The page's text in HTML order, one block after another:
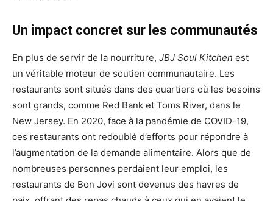
Un impact concret sur les communautés
En plus de servir de la nourriture, JBJ Soul Kitchen est
un véritable moteur de soutien communautaire. Les
restaurants sont situés dans des quartiers où les besoins
sont grands, comme Red Bank et Toms River, dans le
New Jersey. En 2020, face à la pandémie de COVID-19,
ces restaurants ont redoublé d’efforts pour répondre à
l’augmentation de la demande alimentaire. Alors que de
nombreuses personnes perdaient leur emploi, les
restaurants de Bon Jovi sont devenus des havres de